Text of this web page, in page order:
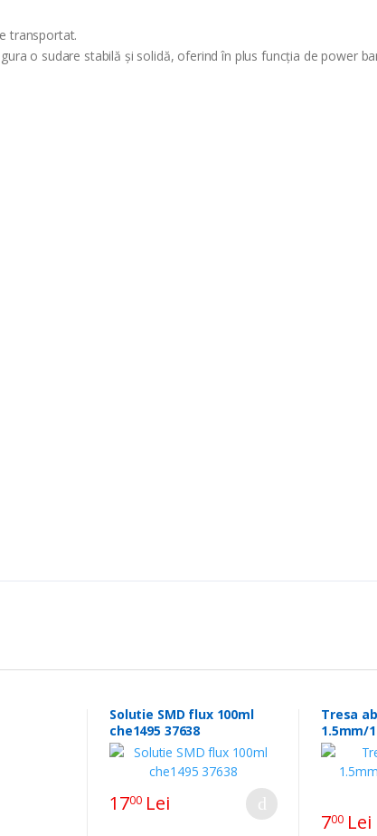
transportat.
o sudare stabilă și solidă, oferind în plus funcția de power
Solutie SMD flux 100ml
che1495 37638
1700Lei
Tresa
1.5mm/1.5ml
45326
700Lei